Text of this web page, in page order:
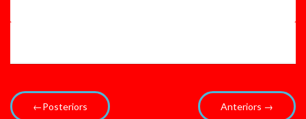
←Posteriors Anteriors →